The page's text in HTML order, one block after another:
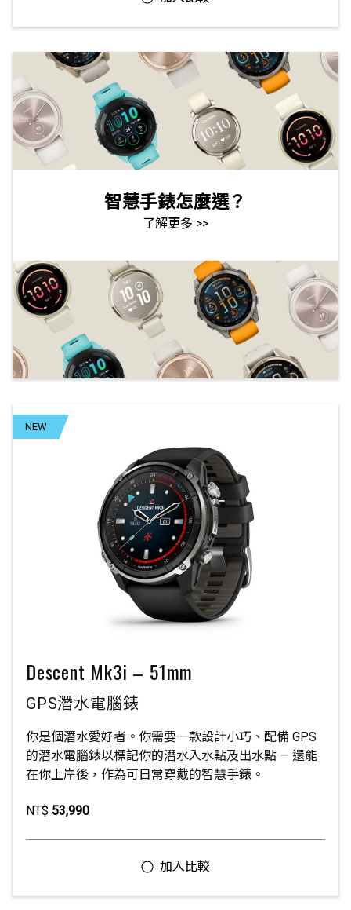
智慧手錶怎麼選？
了解更多 >>
NEW
Descent Mk3i – 51mm
GPS潛水電腦錶
你是個潛水愛好者。你需要一款設計小巧、配備 GPS
的潛水電腦錶以標記你的潛水入水點及出水點 — 還能
在你上岸後，作為可日常穿戴的智慧手錶。
NT$ 53,990